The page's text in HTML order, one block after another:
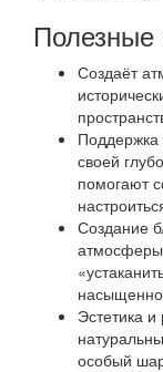
Полезные
Создаёт
Поддержка
своей
помогают
Создание
Эстетика
особый